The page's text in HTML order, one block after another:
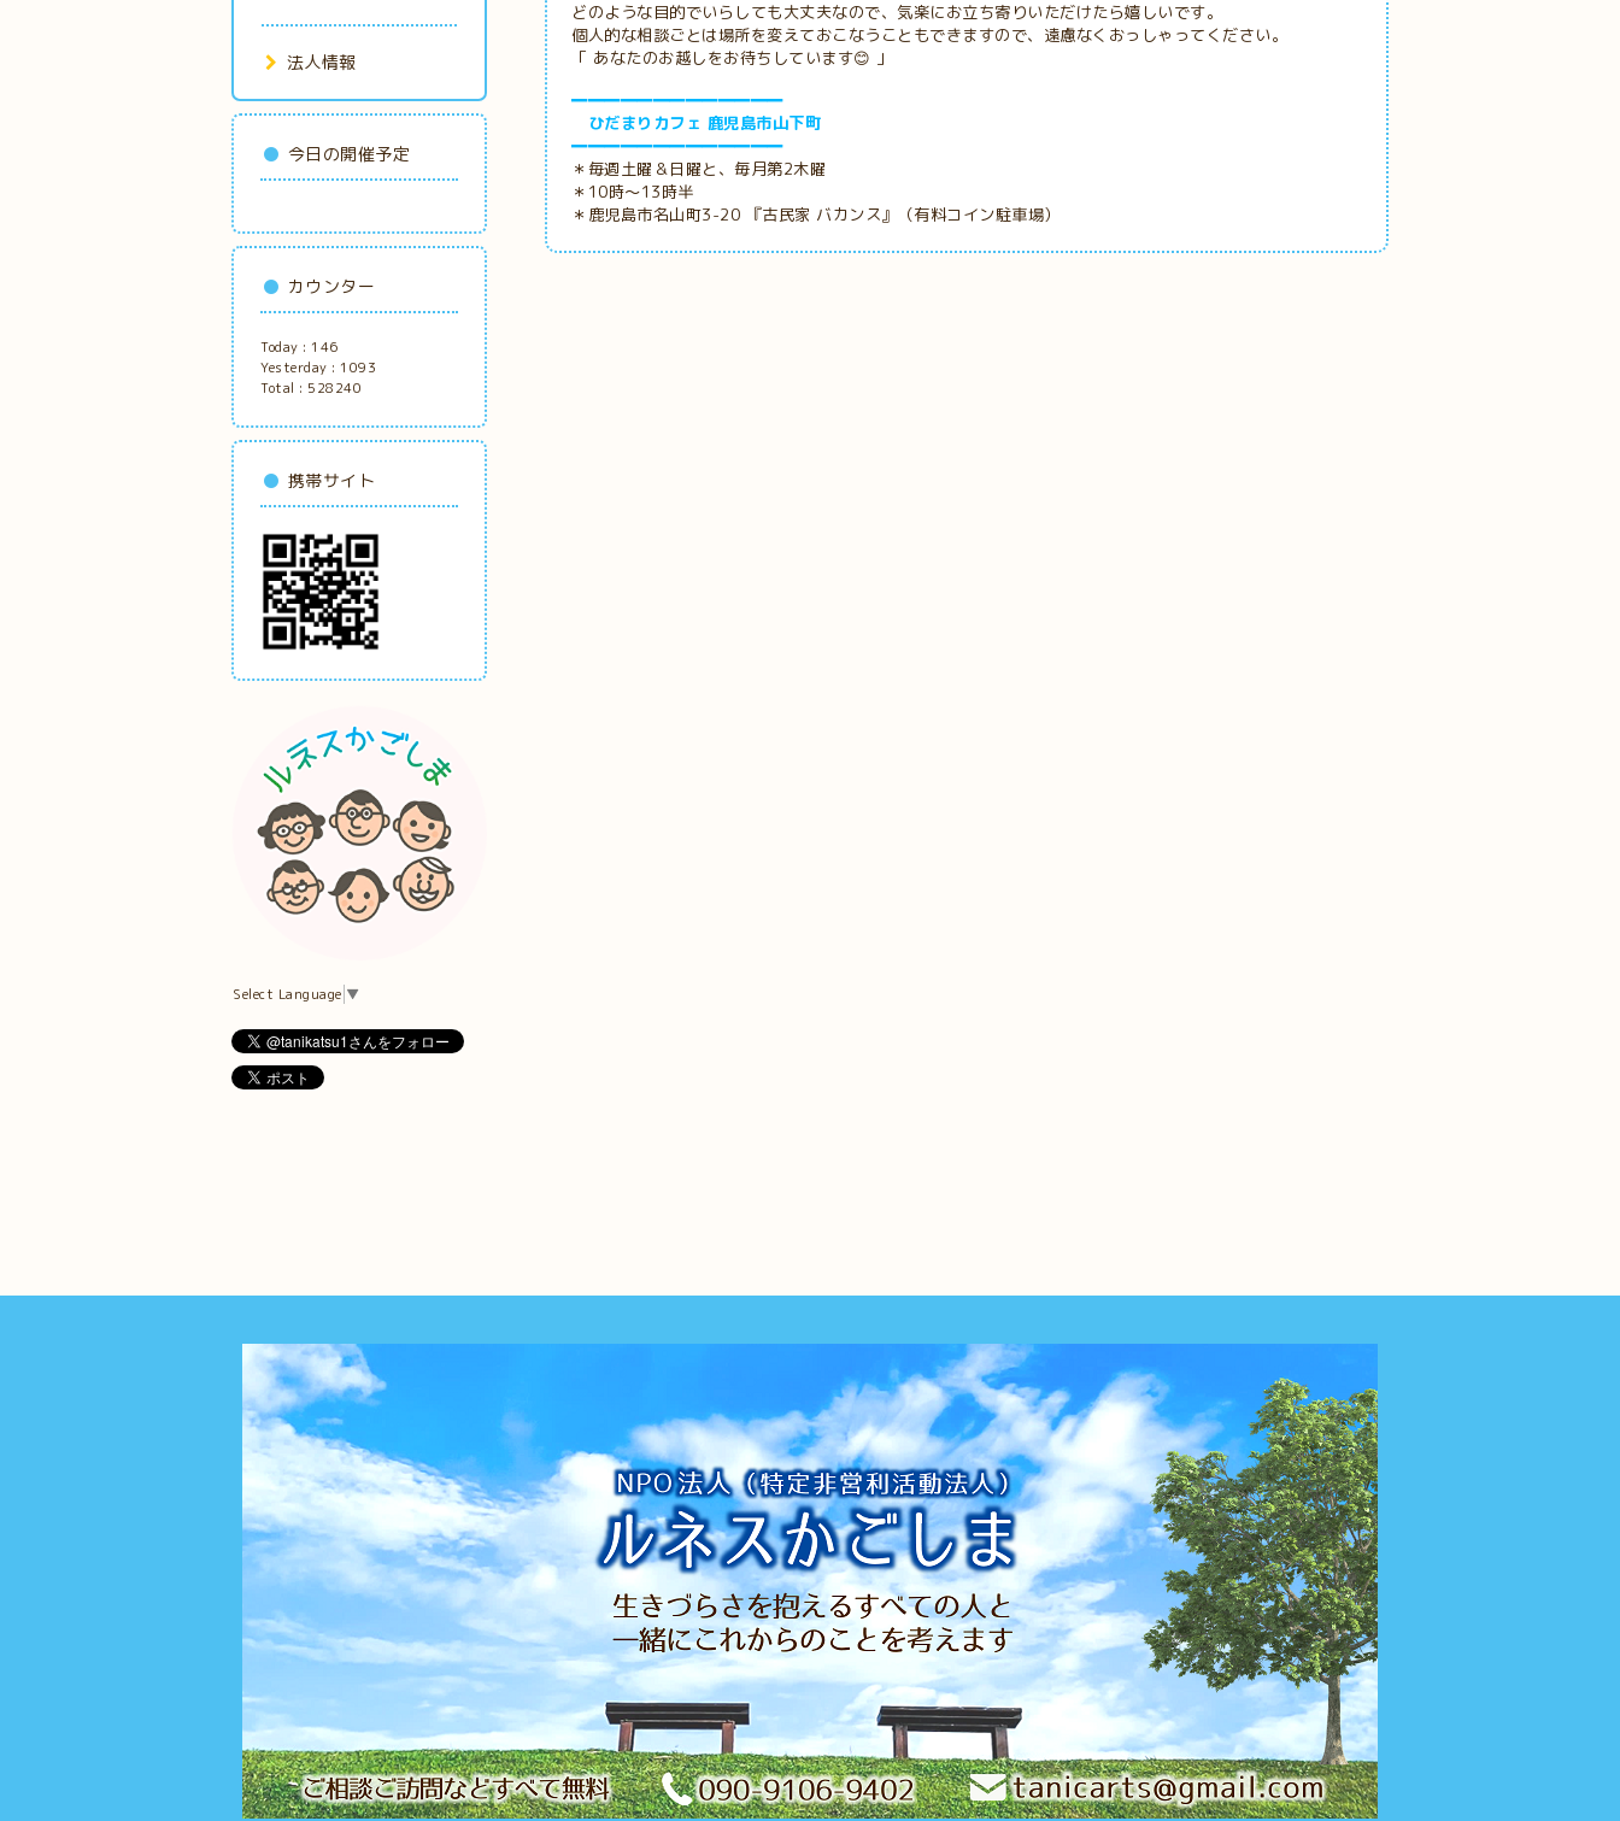
どのような目的でいらしても大丈夫なので、気楽にお立ち寄りいただけたら嬉しいです。
個人的な相談ごとは場所を変えておこなうこともできますので、遠慮なくおっしゃってください。
「 あなたのお越しをお待ちしています😊 」
━━━━━━━━━━━━━
ひだまりカフェ 鹿児島市山下町
━━━━━━━━━━━━━
＊毎週土曜＆日曜と、毎月第2木曜
＊10時～13時半
＊鹿児島市名山町3-20 『古民家 バカンス』（有料コイン駐車場）
法人情報
今日の開催予定
カウンター
Today : 146
Yesterday : 1093
Total : 528240
携帯サイト
Select Language ▼